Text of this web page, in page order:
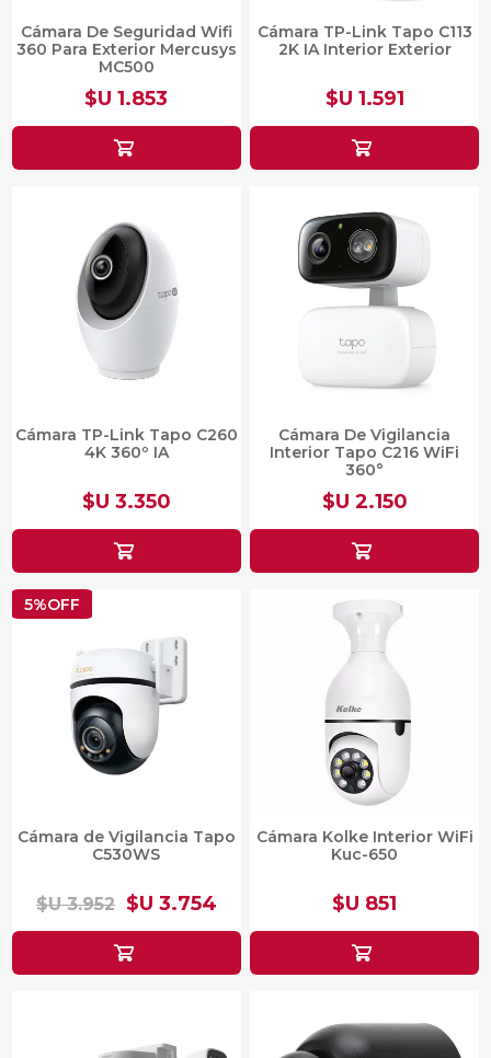
Cámara De Seguridad Wifi
360 Para Exterior Mercusys
MC500
$U 1.853
Cámara TP-Link Tapo C113
2K IA Interior Exterior
$U 1.591
Cámara TP-Link Tapo C260
4K 360º IA
$U 3.350
Cámara De Vigilancia
Interior Tapo C216 WiFi
360°
$U 2.150
5%OFF
Cámara de Vigilancia Tapo
C530WS
$U 3.952 $U 3.754
Cámara Kolke Interior WiFi
Kuc-650
$U 851